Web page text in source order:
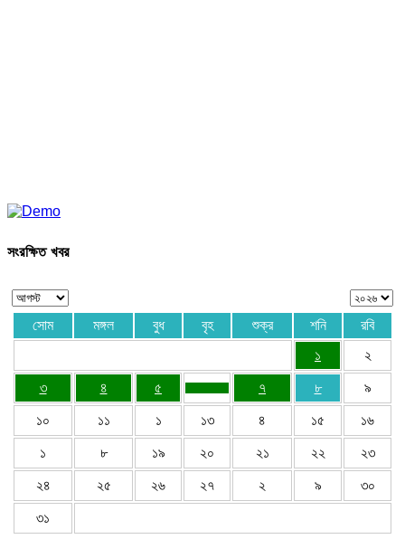
সংরক্ষিত খবর
সোম মঙ্গল বুধ বৃহ শুক্র শনি
রবি
১
২
৩ ৪ ৫ ৭ ৮ ৯
১০ ১১ ১ ১৩ ৪ ১৫ ১৬
১ ৮ ১৯ ২০ ২১ ২২ ২৩
২৪ ২৫ ২৬ ২৭ ২ ৯ ৩০
৩১